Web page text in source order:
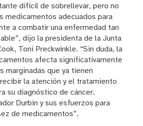
difícil de sobrellevar, pero no
medicamentos adecuados para
a combatir una enfermedad tan
dijo la presidenta de la Junta
Toni Preckwinkle. “Sin duda, la
afecta significativamente
marginadas que ya tienen
la atención y el tratamiento
su diagnóstico de cáncer.
Durbin y sus esfuerzos para
de medicamentos”.